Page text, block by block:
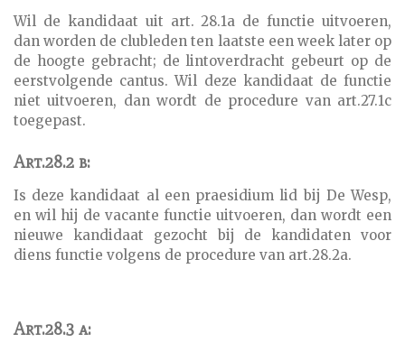
Wil de kandidaat uit art. 28.1a de functie uitvoeren,
dan worden de clubleden ten laatste een week later op
de hoogte gebracht; de lintoverdracht gebeurt op de
eerstvolgende cantus. Wil deze kandidaat de functie
niet uitvoeren, dan wordt de procedure van art.27.1c
toegepast.
Art.28.2 b:
Is deze kandidaat al een praesidium lid bij De Wesp,
en wil hij de vacante functie uitvoeren, dan wordt een
nieuwe kandidaat gezocht bij de kandidaten voor
diens functie volgens de procedure van art.28.2a.
Art.28.3 a: